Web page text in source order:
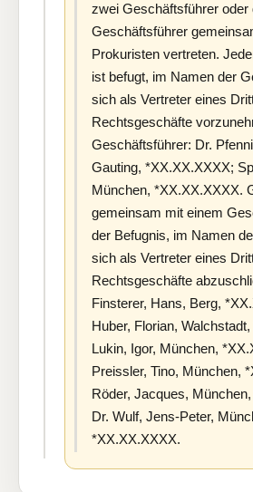
zwei Geschäftsführer oder
Geschäftsführer
Prokuristen vertreten.
ist befugt, im Namen der
sich als Vertreter eines
Rechtsgeschäfte
Geschäftsführer: Dr.
Gauting, *XX.XX.XXXX;
München, *XX.XX.XXXX.
gemeinsam mit einem
der Befugnis, im Namen
sich als Vertreter eines
Rechtsgeschäfte
Finsterer, Hans, Berg,
Huber, Florian,
Lukin, Igor, München,
Preissler, Tino, München,
Röder, Jacques,
Dr. Wulf, Jens-Peter,
*XX.XX.XXXX.